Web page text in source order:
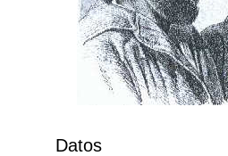
Datos